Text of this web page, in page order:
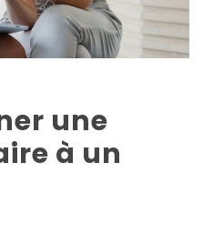
une
à un